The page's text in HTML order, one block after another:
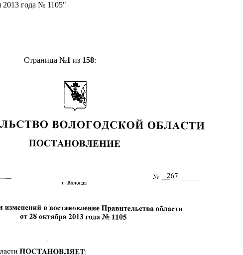
2013 года № 1105"
Страница №1 из 158: